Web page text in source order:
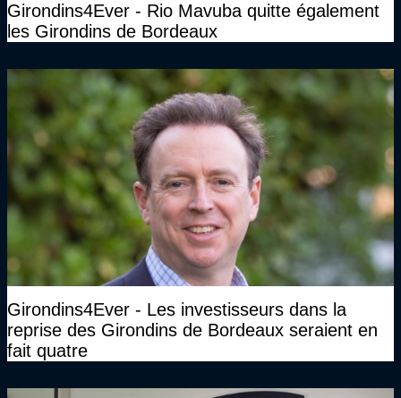
Girondins4Ever - Rio Mavuba quitte également
les Girondins de Bordeaux
Girondins4Ever - Les investisseurs dans la
reprise des Girondins de Bordeaux seraient en
fait quatre